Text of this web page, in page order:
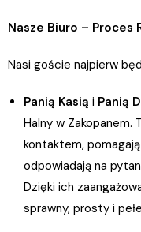
Nasze Biuro – Proces
Nasi goście najpierw
Panią Kasią i Panią
Halny w Zakopanem.
kontaktem,
odpowiadają na
Dzięki ich
sprawny, prosty i